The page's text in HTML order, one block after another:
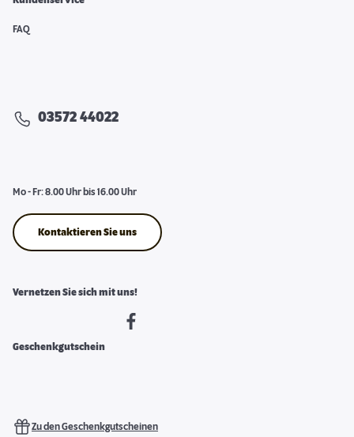
FAQ
03572 44022
Mo - Fr: 8.00 Uhr bis 16.00 Uhr
Kontaktieren Sie uns
Vernetzen Sie sich mit uns!
Geschenkgutschein
Zu den Geschenkgutscheinen